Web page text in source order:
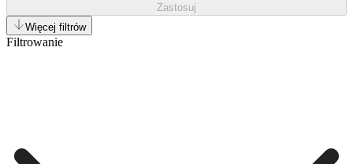
Zastosuj
Więcej filtrów
Filtrowanie